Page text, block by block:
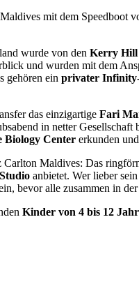
mit dem Speedboot
wurde von den Kerry Hill
und wurden mit dem
gehören ein privater
das einzigartige Fari
in netter
Biology Center erkunden
Carlton Maldives: Das
anbietet. Wer lieber
bevor alle zusammen in der
Kinder von 4 bis 12